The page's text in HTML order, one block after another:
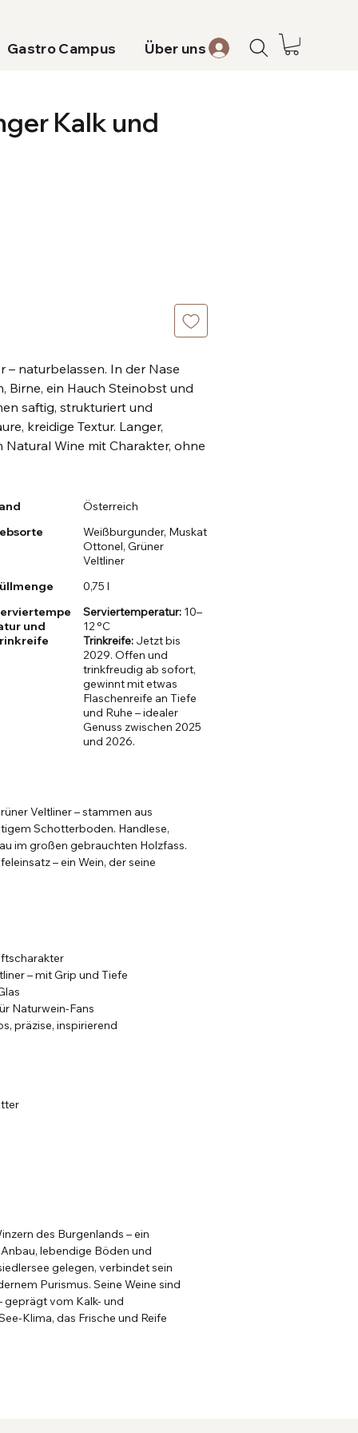
Gastro Campus Über uns
Kalk und
– naturbelassen. In der Nase
Birne, ein Hauch Steinobst und
saftig, strukturiert und
kreidige Textur. Langer,
Wine mit Charakter, ohne
Österreich
Weißburgunder, Muskat
Ottonel, Grüner
Veltliner
0,75 l
und
Serviertemperatur: 10–
12 °C
Trinkreife: Jetzt bis
2029. Offen und
trinkfreudig ab sofort,
gewinnt mit etwas
Flaschenreife an Tiefe
und Ruhe – idealer
Genuss zwischen 2025
und 2026.
Veltliner – stammen aus
Schotterboden. Handlese,
im großen gebrauchten Holzfass.
– ein Wein, der seine
– mit Grip und Tiefe
Naturwein-Fans
präzise, inspirierend
des Burgenlands – ein
lebendige Böden und
gelegen, verbindet sein
Purismus. Seine Weine sind
geprägt vom Kalk- und
Klima, das Frische und Reife